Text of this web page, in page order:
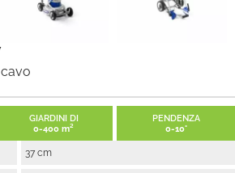
GIARDINI DI
0-400 m²
PENDENZA
0-10°
37 cm